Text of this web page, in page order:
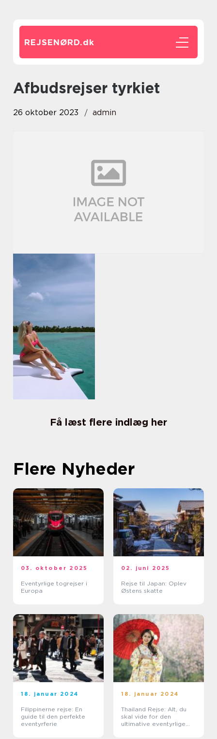
REJSENØRD.dk
afbudsrejser tyrkiet
26 oktober 2023 admin
Få læst flere indlæg her
Flere Nyheder
03. oktober 2025
Eventyrlige togrejser i
Europa
02. juni 2025
Rejse til Japan: Oplev
Østens skatte
18. januar 2024
Filippinerne rejse: En
guide til den perfekte
eventyrferie
18. januar 2024
Thailand Rejse: Alt, du
skal vide for den
ultimative eventyrlige